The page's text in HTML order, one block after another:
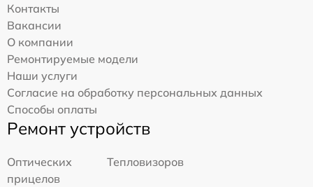
Контакты
Вакансии
О компании
Ремонтируемые модели
Наши услуги
Согласие на обработку персональных данных
Способы оплаты
Ремонт устройств
Оптических
прицелов
Тепловизоров